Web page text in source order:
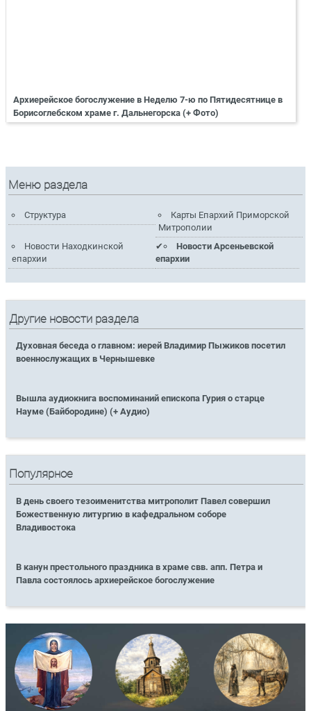
Архиерейское богослужение в Неделю 7-ю по Пятидесятнице в
Борисоглебском храме г. Дальнегорска (+ Фото)
Меню раздела
Структура
Карты Епархий Приморской
Митрополии
Новости Находкинской
епархии
Новости Арсеньевской
епархии
Другие новости раздела
Духовная беседа о главном: иерей Владимир Пыжиков посетил
военнослужащих в Чернышевке
Вышла аудиокнига воспоминаний епископа Гурия о старце
Науме (Байбородине) (+ Аудио)
Популярное
В день своего тезоименитства митрополит Павел совершил
Божественную литургию в кафедральном соборе
Владивостока
В канун престольного праздника в храме свв. апп. Петра и
Павла состоялось архиерейское богослужение